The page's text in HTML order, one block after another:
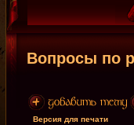
Вопросы по
Версия для печати